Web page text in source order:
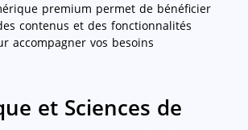
premium permet de bénéficier
contenus et des fonctionnalités
accompagner vos besoins
et Sciences de